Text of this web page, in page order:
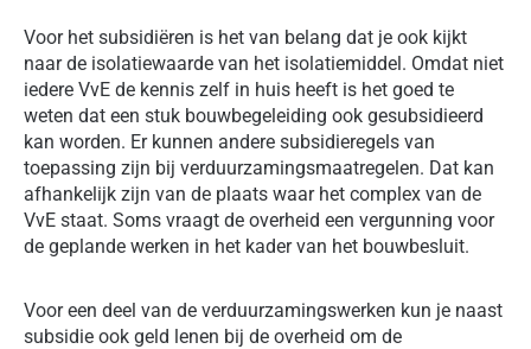
Voor het subsidiëren is het van belang dat je ook kijkt
naar de isolatiewaarde van het isolatiemiddel. Omdat niet
iedere VvE de kennis zelf in huis heeft is het goed te
weten dat een stuk bouwbegeleiding ook gesubsidieerd
kan worden. Er kunnen andere subsidieregels van
toepassing zijn bij verduurzamingsmaatregelen. Dat kan
afhankelijk zijn van de plaats waar het complex van de
VvE staat. Soms vraagt de overheid een vergunning voor
de geplande werken in het kader van het bouwbesluit.
Voor een deel van de verduurzamingswerken kun je naast
subsidie ook geld lenen bij de overheid om de